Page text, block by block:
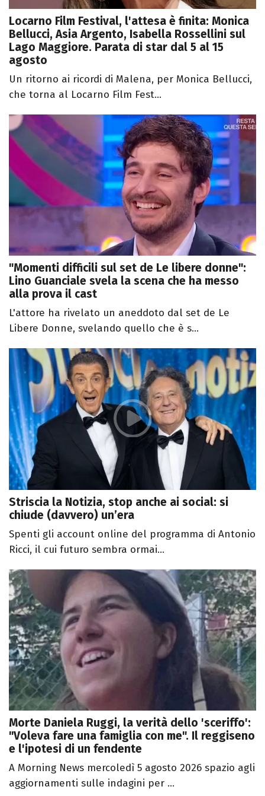
Locarno Film Festival, l'attesa è finita: Monica
Bellucci, Asia Argento, Isabella Rossellini sul
Lago Maggiore. Parata di star dal 5 al 15
agosto
Un ritorno ai ricordi di Malena, per Monica Bellucci,
che torna al Locarno Film Fest...
"Momenti difficili sul set de Le libere donne":
Lino Guanciale svela la scena che ha messo
alla prova il cast
L'attore ha rivelato un aneddoto dal set de Le
Libere Donne, svelando quello che è s...
Striscia la Notizia, stop anche ai social: si
chiude (davvero) un’era
Spenti gli account online del programma di Antonio
Ricci, il cui futuro sembra ormai...
Morte Daniela Ruggi, la verità dello 'sceriffo':
"Voleva fare una famiglia con me". Il reggiseno
e l'ipotesi di un fendente
A Morning News mercoledì 5 agosto 2026 spazio agli
aggiornamenti sulle indagini per ...